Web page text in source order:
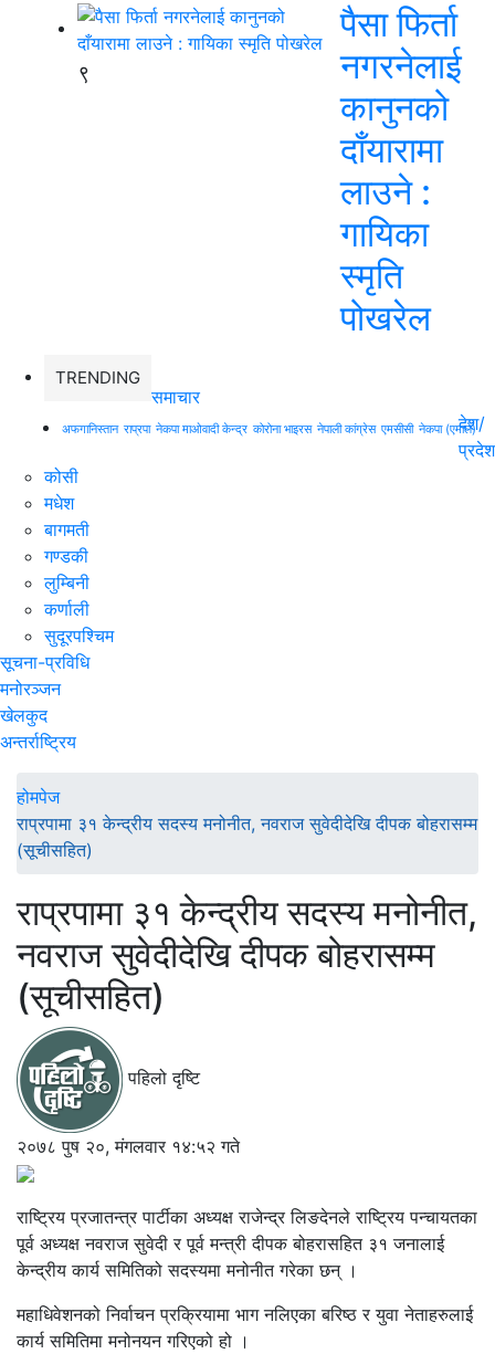
९
पैसा फिर्ता
नगरनेलाई
कानुनको
दाँयारामा
लाउने :
गायिका
स्‍मृति
पोखरेल
TRENDING
अफगानिस्तान राप्रपा नेकपा माओवादी केन्द्र कोरोना भाइरस नेपाली कांग्रेस एमसीसी नेकपा (एमाले)
समाचार
देश/
प्रदेश
कोसी
मधेश
बागमती
गण्डकी
लुम्बिनी
कर्णाली
सुदूरपश्चिम
सूचना-प्रविधि
मनोरञ्जन
खेलकुद
अन्तर्राष्ट्रिय
होमपेज
राप्रपामा ३१ केन्द्रीय सदस्य मनोनीत, नवराज सुवेदीदेखि दीपक बोहरासम्म
(सूचीसहित)
राप्रपामा ३१ केन्द्रीय सदस्य मनोनीत,
नवराज सुवेदीदेखि दीपक बोहरासम्म
(सूचीसहित)
पहिलो दृष्टि
२०७८ पुष २०, मंगलवार १४:५२ गते
राष्ट्रिय प्रजातन्त्र पार्टीका अध्यक्ष राजेन्द्र लिङदेनले राष्ट्रिय पन्चायतका
पूर्व अध्यक्ष नवराज सुवेदी र पूर्व मन्त्री दीपक बोहरासहित ३१ जनालाई
केन्द्रीय कार्य समितिको सदस्यमा मनोनीत गरेका छन् ।
महाधिवेशनको निर्वाचन प्रक्रियामा भाग नलिएका बरिष्ठ र युवा नेताहरुलाई
कार्य समितिमा मनोनयन गरिएको हो ।